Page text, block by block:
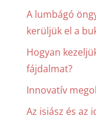
A lumbágó
kerüljük el a
Hogyan
fájdalmat?
Innovatív
Az isiász és az